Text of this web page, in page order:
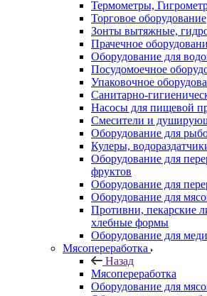
Термометры,
Торговое оборудование
Зонты вытяжные,
Прачечное
Оборудование для
Посудомоечное
Упаковочное
Санитарно-
Насосы для пищевой
Смесители и
Оборудование для
Кулеры,
Оборудование для
фруктов
Оборудование для
Оборудование для
Противни, пекарские
хлебные формы
Оборудование для
Мясопереработка
Назад
Мясопереработка
Оборудование для